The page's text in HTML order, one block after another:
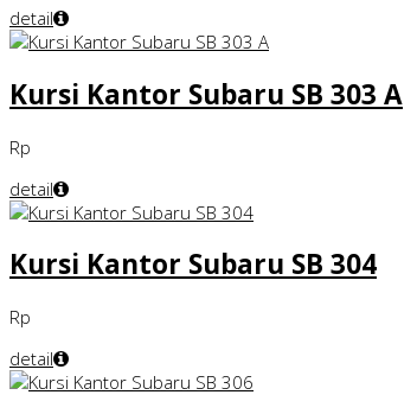
detail
Kursi Kantor Subaru SB 303 A
Rp
detail
Kursi Kantor Subaru SB 304
Rp
detail